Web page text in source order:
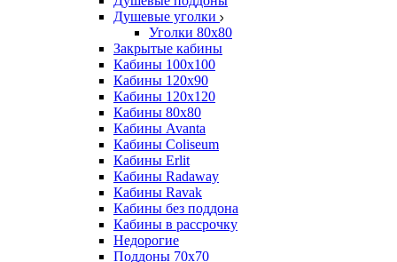
Душевые уголки
Уголки 80х80
Закрытые кабины
Кабины 100x100
Кабины 120x90
Кабины 120х120
Кабины 80х80
Кабины Avanta
Кабины Coliseum
Кабины Erlit
Кабины Radaway
Кабины Ravak
Кабины без поддона
Кабины в рассрочку
Недорогие
Поддоны 70x70